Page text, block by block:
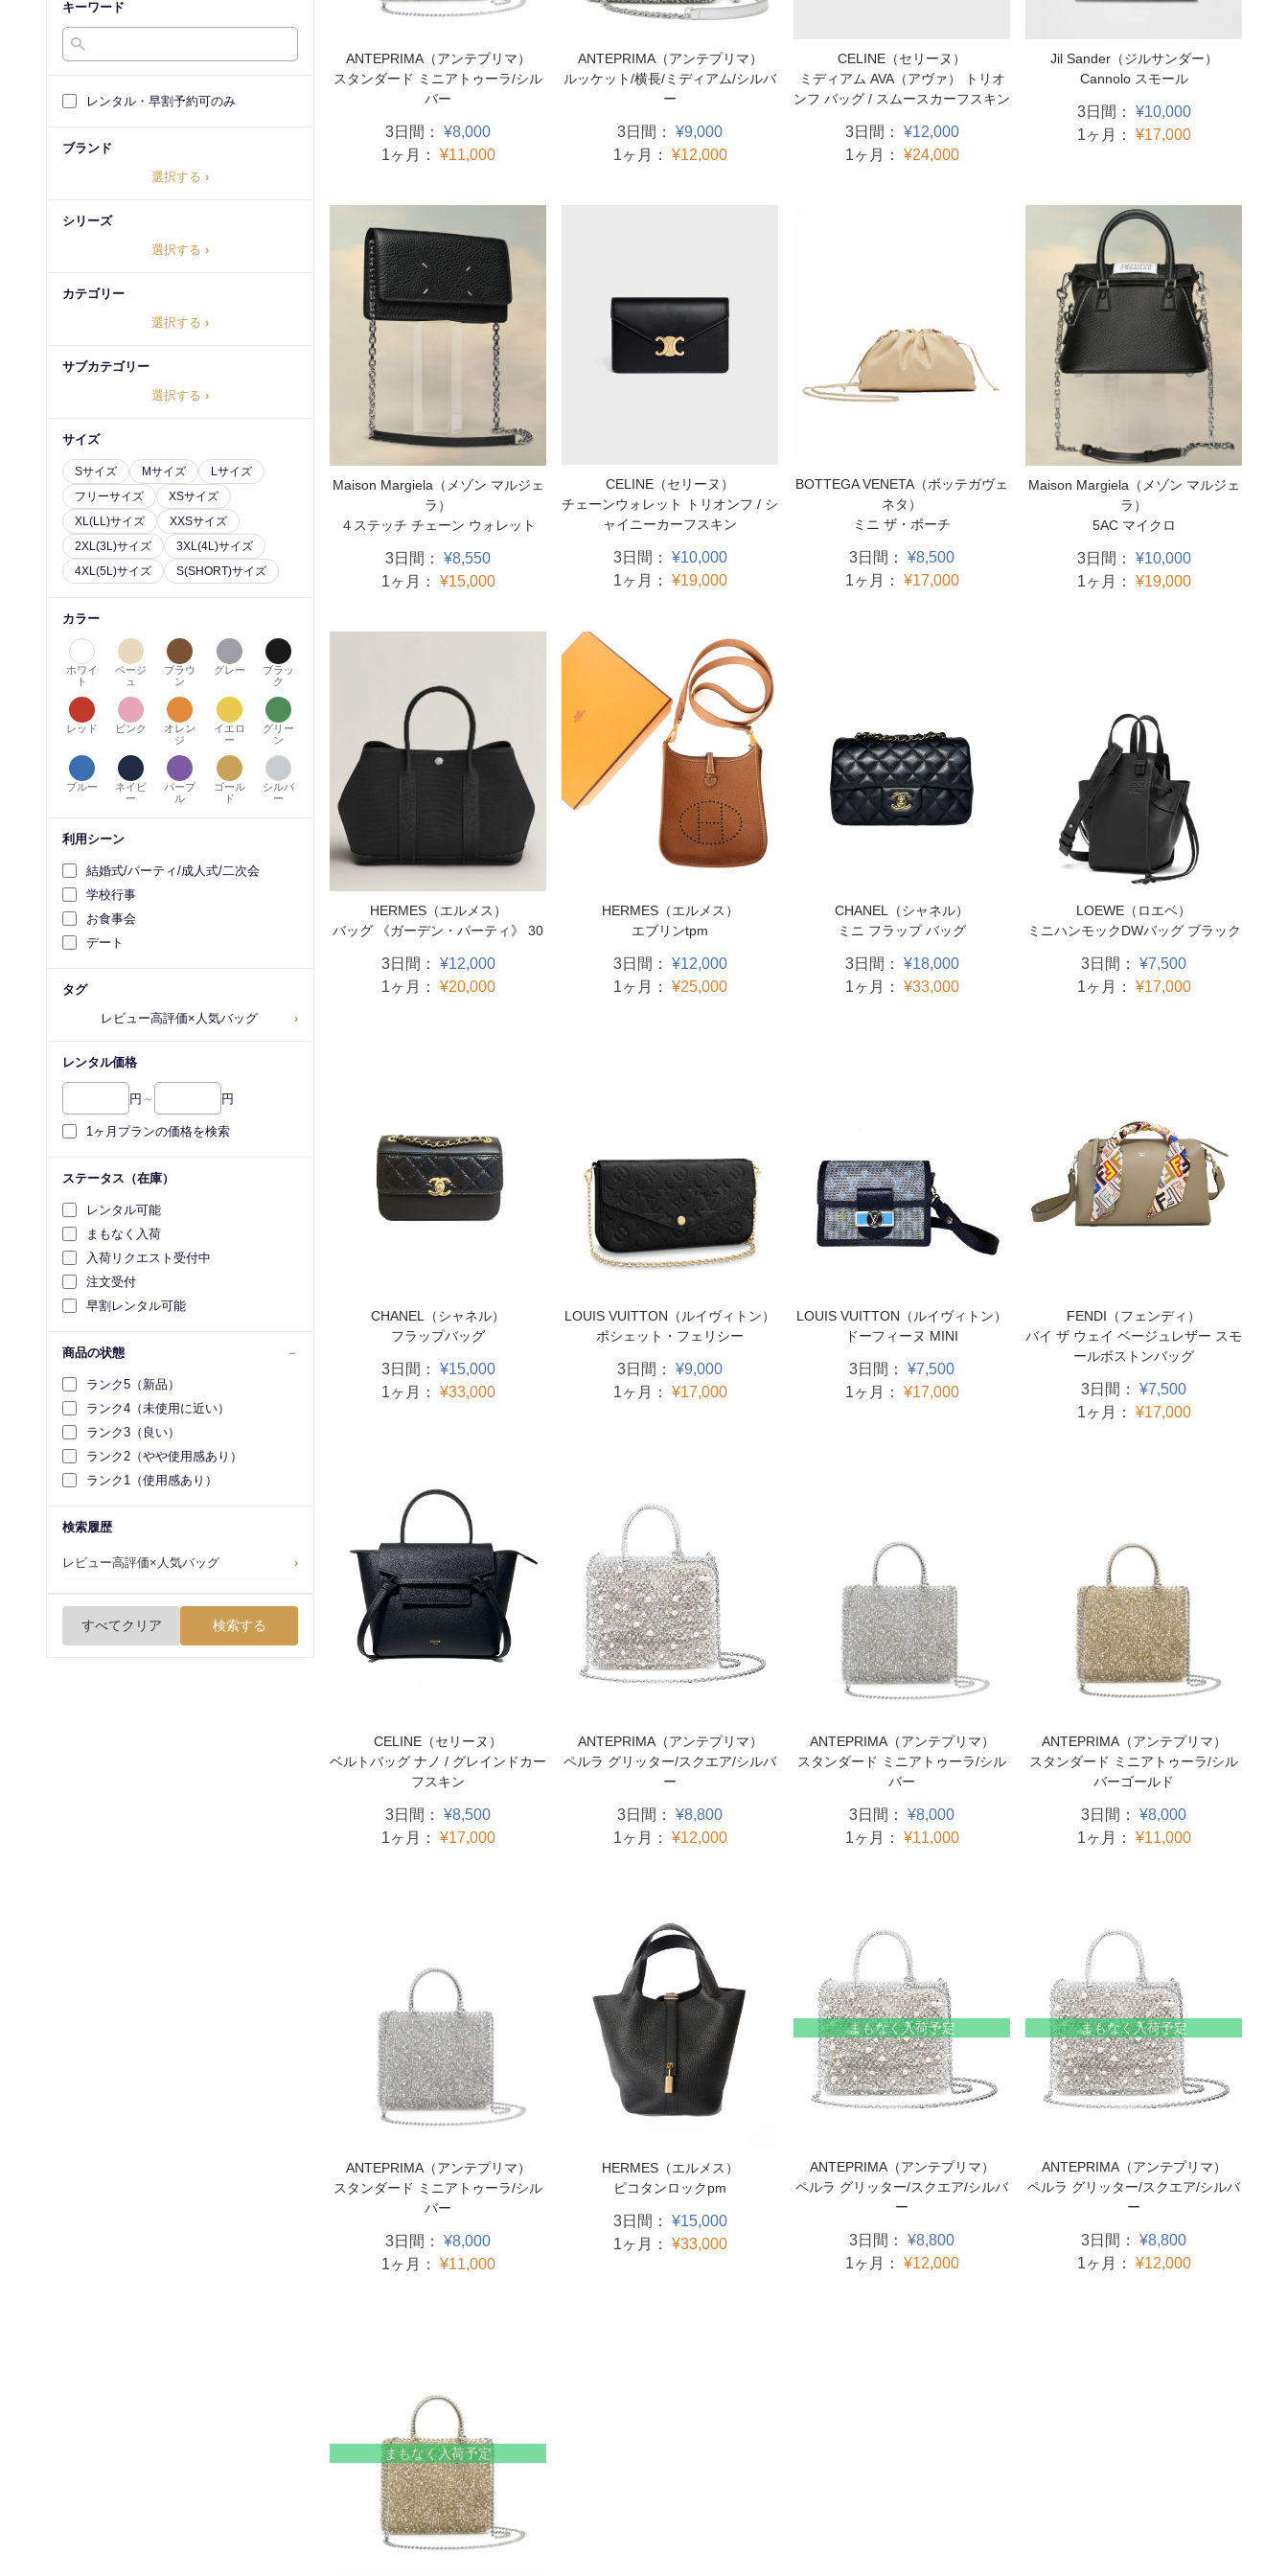
キーワード
レンタル・早割予約可のみ
ブランド
選択する ›
シリーズ
選択する ›
カテゴリー
選択する ›
サブカテゴリー
選択する ›
サイズ
Sサイズ Mサイズ
Lサイズ
フリーサイズ
XSサイズ
XL(LL)サイズ
XXSサイズ
2XL(3L)サイズ
3XL(4L)サイズ
4XL(5L)サイズ
S(SHORT)サイズ
カラー
ホワイ
ト
ベージ
ュ
ブラウ
ン
グレー
ブラッ
ク
レッド ピンク
オレン
ジ
イエロ
ー
グリー
ン
ブルー
ネイビ
ー
パープ
ル
ゴール
ド
シルバ
ー
利用シーン
結婚式/パーティ/成人式/二次会
学校行事
お食事会
デート
タグ
レビュー高評価×人気バッグ
›
レンタル価格
円 ～ 円
1ヶ月プランの価格を検索
ステータス（在庫）
レンタル可能
まもなく入荷
入荷リクエスト受付中
注文受付
早割レンタル可能
商品の状態
ランク5（新品）
ランク4（未使用に近い）
ランク3（良い）
ランク2（やや使用感あり）
ランク1（使用感あり）
検索履歴
レビュー高評価×人気バッグ ›
すべてクリア 検索する
ANTEPRIMA（アンテプリマ）
スタンダード ミニアトゥーラ/シル
バー
3日間： ¥8,000
1ヶ月： ¥11,000
ANTEPRIMA（アンテプリマ）
ルッケット/横長/ミディアム/シルバ
ー
3日間： ¥9,000
1ヶ月： ¥12,000
CELINE（セリーヌ）
ミディアム AVA（アヴァ） トリオ
ンフ バッグ / スムースカーフスキン
3日間： ¥12,000
1ヶ月： ¥24,000
Jil Sander（ジルサンダー）
Cannolo スモール
3日間： ¥10,000
1ヶ月： ¥17,000
Maison Margiela（メゾン マルジェ
ラ）
４ステッチ チェーン ウォレット
3日間： ¥8,550
1ヶ月： ¥15,000
CELINE（セリーヌ）
チェーンウォレット トリオンフ / シ
ャイニーカーフスキン
3日間： ¥10,000
1ヶ月： ¥19,000
BOTTEGA VENETA（ボッテガヴェ
ネタ）
ミニ ザ・ポーチ
3日間： ¥8,500
1ヶ月： ¥17,000
Maison Margiela（メゾン マルジェ
ラ）
5AC マイクロ
3日間： ¥10,000
1ヶ月： ¥19,000
HERMES（エルメス）
バッグ 《ガーデン・パーティ》 30
3日間： ¥12,000
1ヶ月： ¥20,000
HERMES（エルメス）
エブリンtpm
3日間： ¥12,000
1ヶ月： ¥25,000
CHANEL（シャネル）
ミニ フラップ バッグ
3日間： ¥18,000
1ヶ月： ¥33,000
LOEWE（ロエベ）
ミニハンモックDWバッグ ブラック
3日間： ¥7,500
1ヶ月： ¥17,000
CHANEL（シャネル）
フラップバッグ
3日間： ¥15,000
1ヶ月： ¥33,000
LOUIS VUITTON（ルイヴィトン）
ポシェット・フェリシー
3日間： ¥9,000
1ヶ月： ¥17,000
LOUIS VUITTON（ルイヴィトン）
ドーフィーヌ MINI
3日間： ¥7,500
1ヶ月： ¥17,000
FENDI（フェンディ）
バイ ザ ウェイ ベージュレザー スモ
ールボストンバッグ
3日間： ¥7,500
1ヶ月： ¥17,000
CELINE（セリーヌ）
ベルトバッグ ナノ / グレインドカー
フスキン
3日間： ¥8,500
1ヶ月： ¥17,000
ANTEPRIMA（アンテプリマ）
ペルラ グリッター/スクエア/シルバ
ー
3日間： ¥8,800
1ヶ月： ¥12,000
ANTEPRIMA（アンテプリマ）
スタンダード ミニアトゥーラ/シル
バー
3日間： ¥8,000
1ヶ月： ¥11,000
ANTEPRIMA（アンテプリマ）
スタンダード ミニアトゥーラ/シル
バーゴールド
3日間： ¥8,000
1ヶ月： ¥11,000
ANTEPRIMA（アンテプリマ）
スタンダード ミニアトゥーラ/シル
バー
3日間： ¥8,000
1ヶ月： ¥11,000
HERMES（エルメス）
ピコタンロックpm
3日間： ¥15,000
1ヶ月： ¥33,000
まもなく入荷予定
ANTEPRIMA（アンテプリマ）
ペルラ グリッター/スクエア/シルバ
ー
3日間： ¥8,800
1ヶ月： ¥12,000
まもなく入荷予定
ANTEPRIMA（アンテプリマ）
ペルラ グリッター/スクエア/シルバ
ー
3日間： ¥8,800
1ヶ月： ¥12,000
まもなく入荷予定